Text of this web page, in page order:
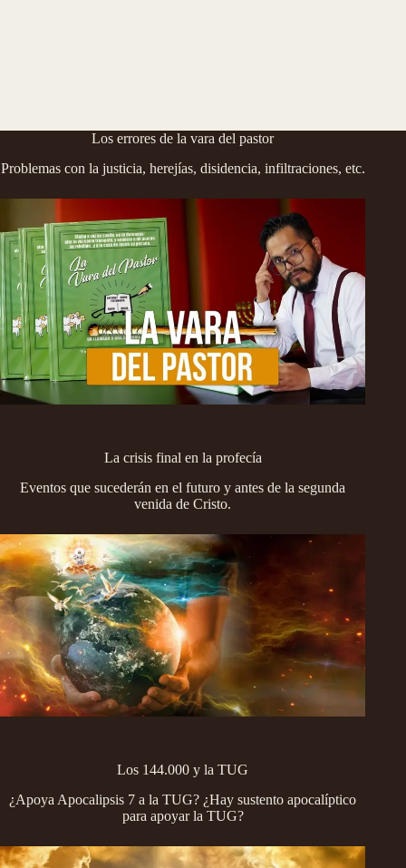
Los errores de la vara del pastor
Problemas con la justicia, herejías, disidencia, infiltraciones, etc.
La crisis final en la profecía
Eventos que sucederán en el futuro y antes de la segunda
venida de Cristo.
Los 144.000 y la TUG
¿Apoya Apocalipsis 7 a la TUG? ¿Hay sustento apocalíptico
para apoyar la TUG?